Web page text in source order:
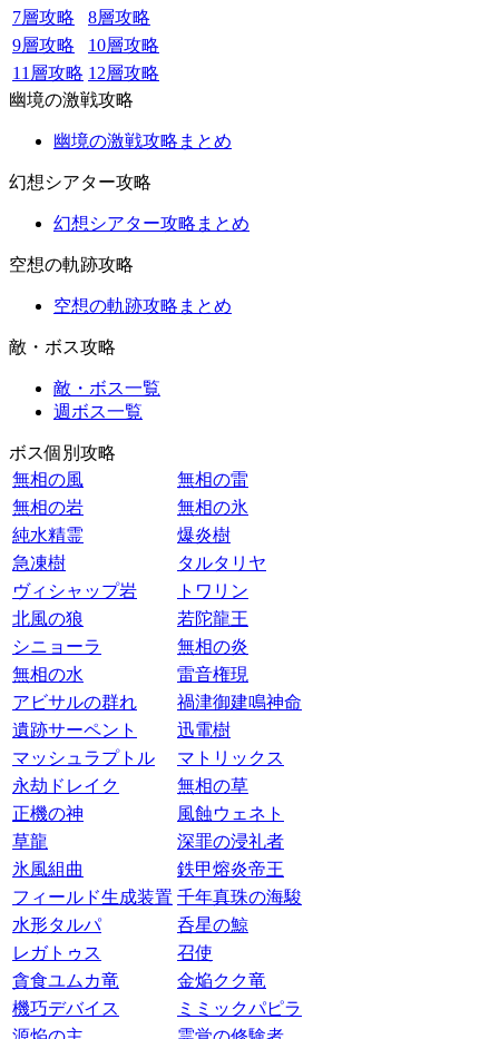
7層攻略
8層攻略
9層攻略
10層攻略
11層攻略 12層攻略
幽境の激戦攻略
幽境の激戦攻略まとめ
幻想シアター攻略
幻想シアター攻略まとめ
空想の軌跡攻略
空想の軌跡攻略まとめ
敵・ボス攻略
敵・ボス一覧
週ボス一覧
ボス個別攻略
無相の風
無相の雷
無相の岩
無相の氷
純水精霊
爆炎樹
急凍樹
タルタリヤ
ヴィシャップ岩
トワリン
北風の狼
若陀龍王
シニョーラ
無相の炎
無相の水
雷音権現
アビサルの群れ
禍津御建鳴神命
遺跡サーペント
迅電樹
マッシュラプトル
マトリックス
永劫ドレイク
無相の草
正機の神
風蝕ウェネト
草龍
深罪の浸礼者
氷風組曲
鉄甲熔炎帝王
フィールド生成装置 千年真珠の海駿
水形タルパ
呑星の鯨
レガトゥス
召使
貪食ユムカ竜
金焔クク竜
機巧デバイス
ミミックパピラ